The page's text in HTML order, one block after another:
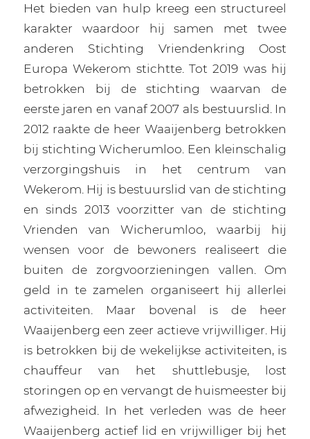
Het bieden van hulp kreeg een structureel
karakter waardoor hij samen met twee
anderen Stichting Vriendenkring Oost
Europa Wekerom stichtte. Tot 2019 was hij
betrokken bij de stichting waarvan de
eerste jaren en vanaf 2007 als bestuurslid. In
2012 raakte de heer Waaijenberg betrokken
bij stichting Wicherumloo. Een kleinschalig
verzorgingshuis in het centrum van
Wekerom. Hij is bestuurslid van de stichting
en sinds 2013 voorzitter van de stichting
Vrienden van Wicherumloo, waarbij hij
wensen voor de bewoners realiseert die
buiten de zorgvoorzieningen vallen. Om
geld in te zamelen organiseert hij allerlei
activiteiten. Maar bovenal is de heer
Waaijenberg een zeer actieve vrijwilliger. Hij
is betrokken bij de wekelijkse activiteiten, is
chauffeur van het shuttlebusje, lost
storingen op en vervangt de huismeester bij
afwezigheid. In het verleden was de heer
Waaijenberg actief lid en vrijwilliger bij het